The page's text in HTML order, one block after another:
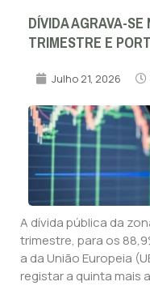
DÍVIDA AGRAVA-SE
TRIMESTRE E
Julho 21, 2026
A dívida pública da
trimestre, para os
a da União Europeia
registar a quinta mais